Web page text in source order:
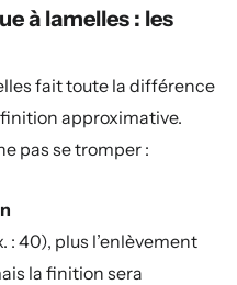
à lamelles : les
fait toute la différence
approximative.
pas se tromper :
: 40), plus l’enlèvement
la finition sera